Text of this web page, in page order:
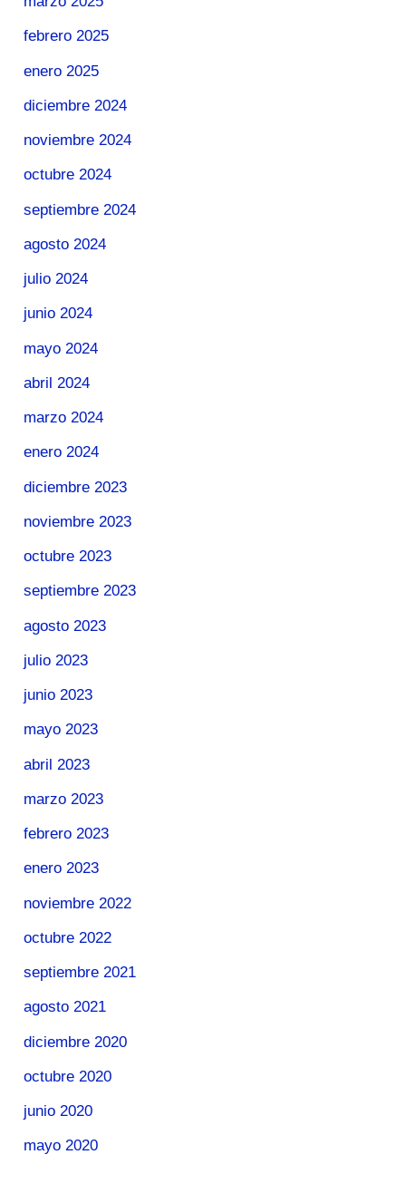
febrero 2025
enero 2025
diciembre 2024
noviembre 2024
octubre 2024
septiembre 2024
agosto 2024
julio 2024
junio 2024
mayo 2024
abril 2024
marzo 2024
enero 2024
diciembre 2023
noviembre 2023
octubre 2023
septiembre 2023
agosto 2023
julio 2023
junio 2023
mayo 2023
abril 2023
marzo 2023
febrero 2023
enero 2023
noviembre 2022
octubre 2022
septiembre 2021
agosto 2021
diciembre 2020
octubre 2020
junio 2020
mayo 2020